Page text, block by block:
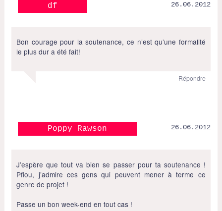
df 26.06.2012
Bon courage pour la soutenance, ce n’est qu’une formalité
le plus dur a été fait!
Répondre
Poppy Rawson 26.06.2012
J’espère que tout va bien se passer pour ta soutenance !
Pfiou, j’admire ces gens qui peuvent mener à terme ce
genre de projet !
Passe un bon week-end en tout cas !